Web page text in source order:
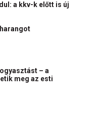
a kkv-k előtt is új
– a
meg az esti